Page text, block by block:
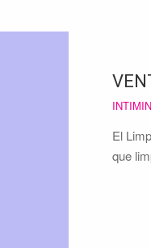
El
que